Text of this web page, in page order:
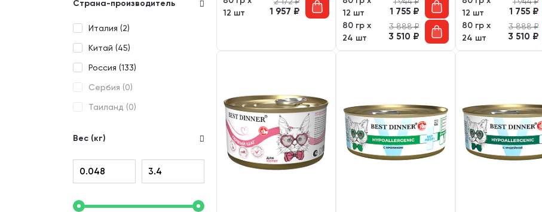
WHISKAS (
X-CAT (0)
ZILLII (0)
ZOORING (0
ВКУСМЯСИНА (
ГУРМЭ (0
ЛАКОМСТВА (0)
ЕМ БЕЗ ПРОБЛЕМ (0)
Страна-производитель
Италия (2)
Китай (45)
Россия (133)
Сербия (0)
Таиланд (0)
Вес (кг)
12 шт
1 957 ₽
12 шт
1 755 ₽
80 гр х
24 шт
3 888₽
3 510 ₽
12 шт
1 755 ₽
80 гр х
24 шт
3 888₽
3 510 ₽